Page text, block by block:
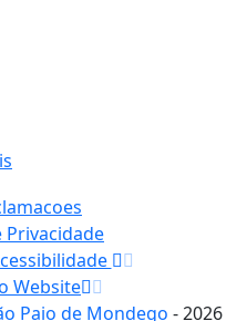
Privacidade
Website
Paio de Mondego - 2026